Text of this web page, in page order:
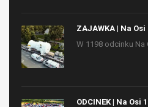
ZAJAWKA | Na Osi
W 1198 odcinku Na
ODCINEK | Na Osi